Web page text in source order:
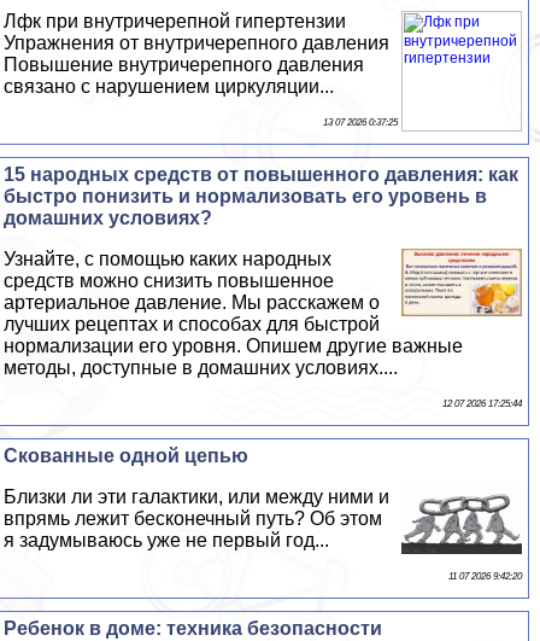
Лфк при внутричерепной гипертензии
Упражнения от внутричерепного давления
Повышение внутричерепного давления
связано с нарушением циркуляции...
13 07 2026 0:37:25
15 народных средств от повышенного давления: как
быстро понизить и нормализовать его уровень в
домашних условиях?
Узнайте, с помощью каких народных
средств можно снизить повышенное
артериальное давление. Мы расскажем о
лучших рецептах и способах для быстрой
нормализации его уровня. Опишем другие важные
методы, доступные в домашних условиях....
12 07 2026 17:25:44
Скованные одной цепью
Близки ли эти галактики, или между ними и
впрямь лежит бесконечный путь? Об этом
я задумываюсь уже не первый год...
11 07 2026 9:42:20
Ребенок в доме: техника безопасности